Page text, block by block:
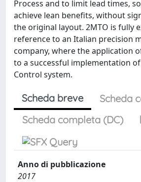
Process and to limit lead times,
achieve lean benefits, without
the original layout. 2MTO is fully
reference to an Italian precision
company, where the application
to a successful implementation
Control system.
Scheda breve
Scheda
Scheda completa (DC)
Anno di pubblicazione
2017